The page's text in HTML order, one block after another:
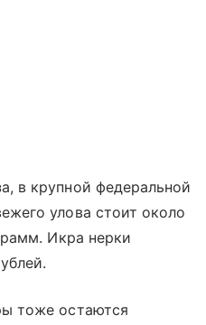
в крупной федеральной
улова стоит около
Икра нерки
тоже остаются